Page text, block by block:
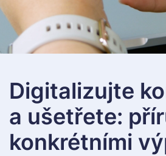
Digitalizujte
a ušetřete:
konkrétními